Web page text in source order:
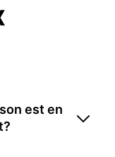
est en